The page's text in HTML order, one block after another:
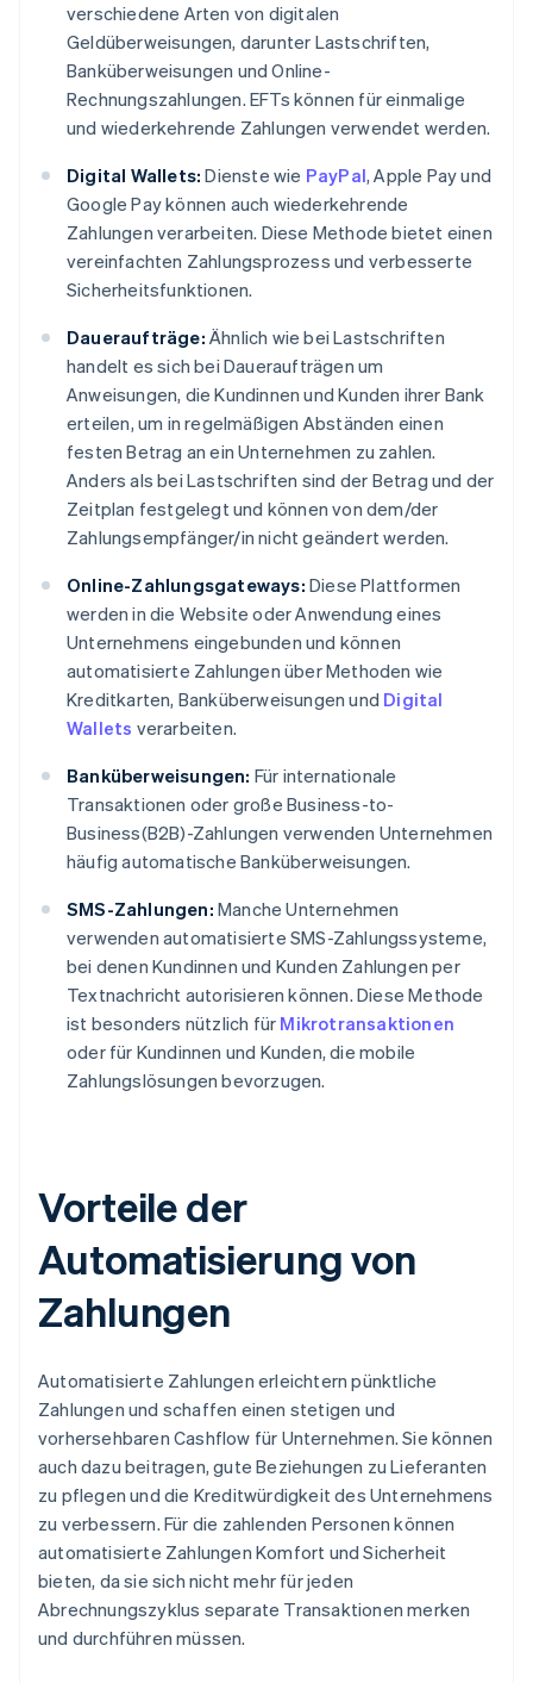
verschiedene Arten von digitalen
Geldüberweisungen, darunter Lastschriften,
Banküberweisungen und Online-
Rechnungszahlungen. EFTs können für einmalige
und wiederkehrende Zahlungen verwendet werden.
Digital Wallets: Dienste wie PayPal, Apple Pay und
Google Pay können auch wiederkehrende
Zahlungen verarbeiten. Diese Methode bietet einen
vereinfachten Zahlungsprozess und verbesserte
Sicherheitsfunktionen.
Daueraufträge: Ähnlich wie bei Lastschriften
handelt es sich bei Daueraufträgen um
Anweisungen, die Kundinnen und Kunden ihrer Bank
erteilen, um in regelmäßigen Abständen einen
festen Betrag an ein Unternehmen zu zahlen.
Anders als bei Lastschriften sind der Betrag und der
Zeitplan festgelegt und können von dem/der
Zahlungsempfänger/in nicht geändert werden.
Online-Zahlungsgateways: Diese Plattformen
werden in die Website oder Anwendung eines
Unternehmens eingebunden und können
automatisierte Zahlungen über Methoden wie
Kreditkarten, Banküberweisungen und Digital
Wallets verarbeiten.
Banküberweisungen: Für internationale
Transaktionen oder große Business-to-
Business(B2B)-Zahlungen verwenden Unternehmen
häufig automatische Banküberweisungen.
SMS-Zahlungen: Manche Unternehmen
verwenden automatisierte SMS-Zahlungssysteme,
bei denen Kundinnen und Kunden Zahlungen per
Textnachricht autorisieren können. Diese Methode
ist besonders nützlich für Mikrotransaktionen
oder für Kundinnen und Kunden, die mobile
Zahlungslösungen bevorzugen.
Vorteile der
Automatisierung von
Zahlungen
Automatisierte Zahlungen erleichtern pünktliche
Zahlungen und schaffen einen stetigen und
vorhersehbaren Cashflow für Unternehmen. Sie können
auch dazu beitragen, gute Beziehungen zu Lieferanten
zu pflegen und die Kreditwürdigkeit des Unternehmens
zu verbessern. Für die zahlenden Personen können
automatisierte Zahlungen Komfort und Sicherheit
bieten, da sie sich nicht mehr für jeden
Abrechnungszyklus separate Transaktionen merken
und durchführen müssen.